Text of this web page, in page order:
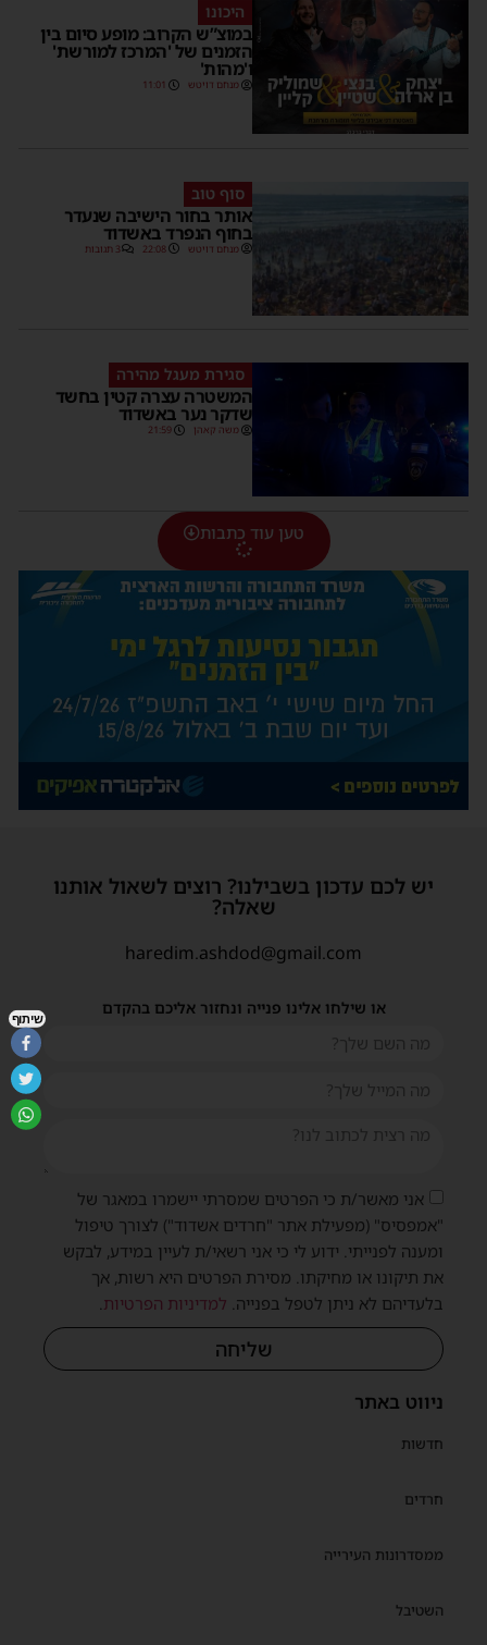
היכונו
במוצ”ש הקרוב: מופע סיום בין
הזמנים של 'המרכז למורשת'
ו'מהות'
מנחם דויטש 11:01
סוף טוב
אותר בחור הישיבה שנעדר
בחוף הנפרד באשדוד
מנחם דויטש 22:08 3 תגובות
סגירת מעגל מהירה
המשטרה עצרה קטין בחשד
שדקר נער באשדוד
משה קאהן 21:59
טען עוד כתבות
ניווט באתר
חדשות
חרדים
ממסדרונות העירייה
השטיבל
יש לכם עדכון בשבילנו? רוצים לשאול אותנו
שאלה?
haredim.ashdod@gmail.com
או שילחו אלינו פנייה ונחזור אליכם בהקדם
אני מאשר/ת כי הפרטים שמסרתי יישמרו במאגר של
"אמפסיס" (מפעילת אתר "חרדים אשדוד") לצורך טיפול
ומענה לפנייתי. ידוע לי כי אני רשאי/ת לעיין במידע, לבקש
את תיקונו או מחיקתו. מסירת הפרטים היא רשות, אך
בלעדיהם לא ניתן לטפל בפנייה. למדיניות הפרטיות
שליחה
שיתוף